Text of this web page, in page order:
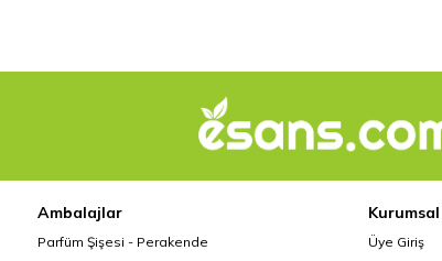
Ambalajlar
Parfüm Şişesi - Perakende
Kurumsal
Üye Giriş